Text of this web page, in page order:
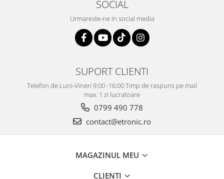
SOCIAL
Urmareste-ne in social media
SUPORT CLIENTI
Telefon de Luni-Vineri 9:00 -16:00 Timp de raspuns pe mail
max. 1 zi lucratoare
0799 490 778
contact@etronic.ro
MAGAZINUL MEU
CLIENTI